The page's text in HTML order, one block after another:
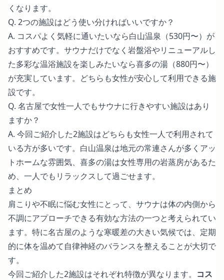
くなります。
Q. 2つの施設はどう使い分ければいいですか？
A. コスパよく気軽に通いたいなら白山温泉（530円〜）が
おすすめです。サウナだけでなく岩盤浴やリニューアルし
た多彩な温浴施設を楽しみたいなら喜多の湯（880円〜）
が充実しています。どちらも女性が安心して利用できる施
設です。
Q. 名古屋で女性一人でもサウナに行きやすい施設はあり
ますか？
A. 今回ご紹介した2施設はどちらも女性一人で利用されて
いる方が多いです。白山温泉は地元の常連さんが多くアッ
トホームな雰囲気、喜多の湯は女性専用の岩蒸房があるた
め、一人でもリラックスして過ごせます。
まとめ
肩こりや不眠に悩む女性にとって、サウナは体の内側から
不調にアプローチできる有効な方法の一つと考えられてい
ます。特に名古屋のような寒暖差の大きい気候では、定期
的に体を温めて自律神経のバランスを整えることが大切で
す。
今回ご紹介した2施設はそれぞれ特徴が異なります。 コス